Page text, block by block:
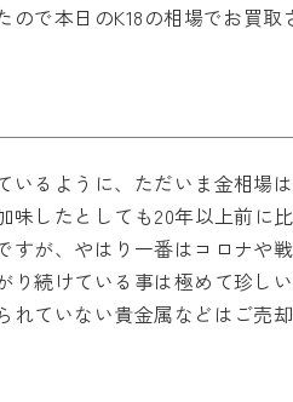
で本日のK18の相場でお買取
いるように、ただいま金相
味したとしても20年以上前に
すが、やはり一番はコロナや
り続けている事は極めて珍し
ていない貴金属などはご売